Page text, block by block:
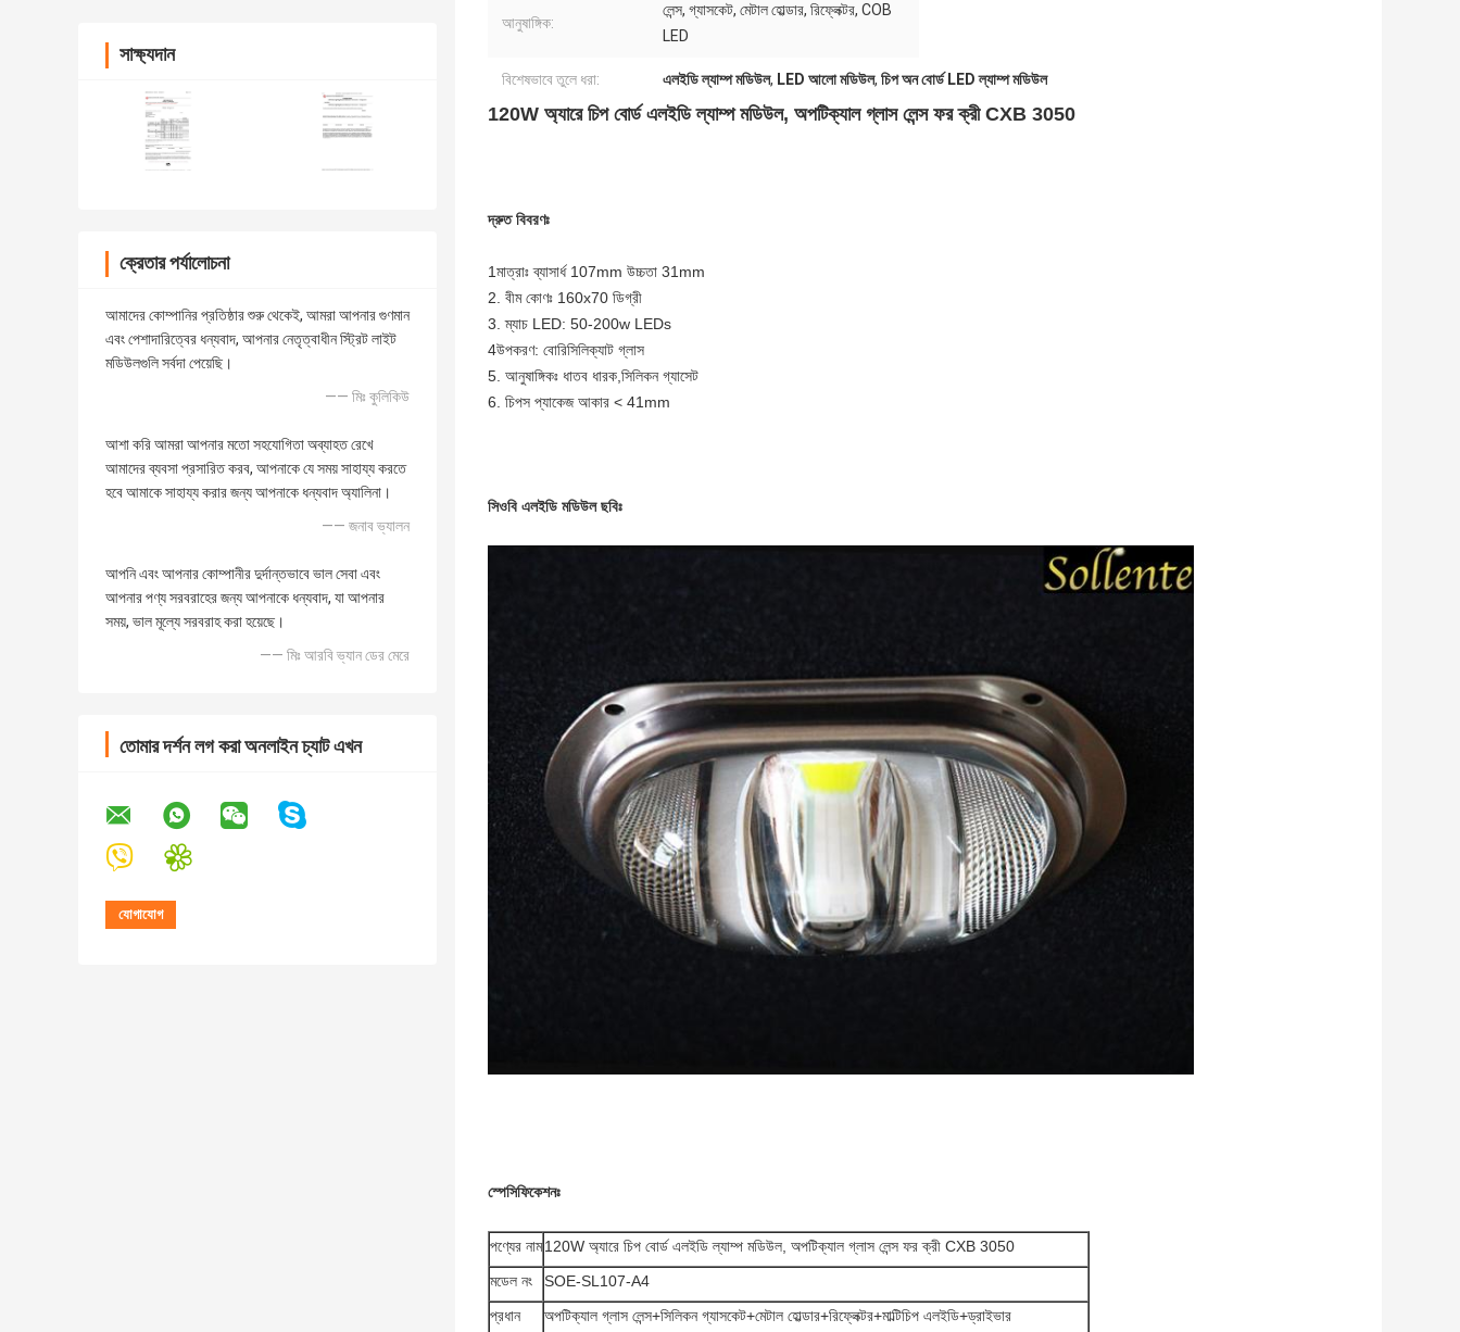
সাক্ষ্যদান
ক্রেতার পর্যালোচনা
আমাদের কোম্পানির প্রতিষ্ঠার শুরু থেকেই, আমরা আপনার গুণমান
এবং পেশাদারিত্বের ধন্যবাদ, আপনার নেতৃত্বাধীন স্ট্রিট লাইট
মডিউলগুলি সর্বদা পেয়েছি।
—— মিঃ কুলিকিউ
আশা করি আমরা আপনার মতো সহযোগিতা অব্যাহত রেখে
আমাদের ব্যবসা প্রসারিত করব, আপনাকে যে সময় সাহায্য করতে
হবে আমাকে সাহায্য করার জন্য আপনাকে ধন্যবাদ অ্যালিনা।
—— জনাব ভ্যালন
আপনি এবং আপনার কোম্পানীর দুর্দান্তভাবে ভাল সেবা এবং
আপনার পণ্য সরবরাহের জন্য আপনাকে ধন্যবাদ, যা আপনার
সময়, ভাল মূল্যে সরবরাহ করা হয়েছে।
—— মিঃ আরবি ভ্যান ডের মেরে
তোমার দর্শন লগ করা অনলাইন চ্যাট এখন
আনুষাঙ্গিক:
লেন্স, গ্যাসকেট, মেটাল হোল্ডার, রিফ্লেক্টর, COB
LED
বিশেষভাবে তুলে ধরা: এলইডি ল্যাম্প মডিউল, LED আলো মডিউল, চিপ অন বোর্ড LED ল্যাম্প মডিউল
120W অ্যারে চিপ বোর্ড এলইডি ল্যাম্প মডিউল, অপটিক্যাল গ্লাস লেন্স ফর ক্রী CXB 3050
দ্রুত বিবরণঃ
1মাত্রাঃ ব্যাসার্ধ 107mm উচ্চতা 31mm
2. বীম কোণঃ 160x70 ডিগ্রী
3. ম্যাচ LED: 50-200w LEDs
4উপকরণ: বোরিসিলিক্যাট গ্লাস
5. আনুষাঙ্গিকঃ ধাতব ধারক,সিলিকন গ্যাসেট
6. চিপস প্যাকেজ আকার < 41mm
সিওবি এলইডি মডিউল ছবিঃ
স্পেসিফিকেশনঃ
পণ্যের নাম120W অ্যারে চিপ বোর্ড এলইডি ল্যাম্প মডিউল, অপটিক্যাল গ্লাস লেন্স ফর ক্রী CXB 3050
মডেল নং
SOE-SL107-A4
প্রধান
অপটিক্যাল গ্লাস লেন্স+সিলিকন গ্যাসকেট+মেটাল হোল্ডার+রিফ্লেক্টর+মাল্টিচিপ এলইডি+ড্রাইভার